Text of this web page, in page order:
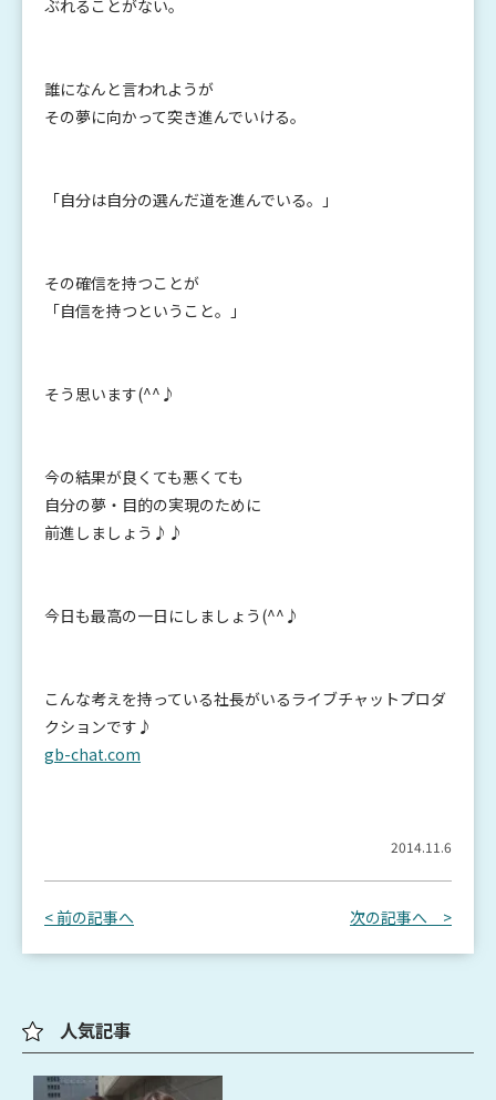
ぶれることがない。
誰になんと言われようが
その夢に向かって突き進んでいける。
「自分は自分の選んだ道を進んでいる。」
その確信を持つことが
「自信を持つということ。」
そう思います(^^♪
今の結果が良くても悪くても
自分の夢・目的の実現のために
前進しましょう♪♪
今日も最高の一日にしましょう(^^♪
こんな考えを持っている社長がいるライブチャットプロダ
クションです♪
gb-chat.com
2014.11.6
< 前の記事へ 次の記事へ >
人気記事